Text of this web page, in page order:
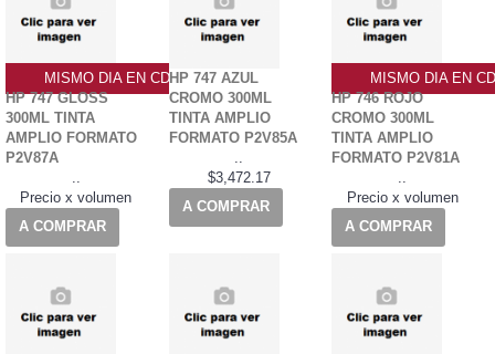
MISMO DIA EN CDMX
HP 747 GLOSS
300ML TINTA
AMPLIO FORMATO
P2V87A
..
Precio x volumen
A COMPRAR
HP 747 AZUL
CROMO 300ML
TINTA AMPLIO
FORMATO P2V85A
..
$3,472.17
A COMPRAR
MISMO DIA EN
HP 746 ROJO
CROMO 300ML
TINTA AMPLIO
FORMATO P2V81A
..
Precio x volumen
A COMPRAR